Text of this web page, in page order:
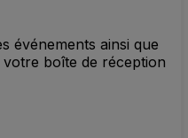
événements ainsi que
boîte de réception